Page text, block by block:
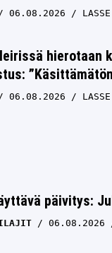
06.08.2026
hierotaan
06.08.2026
päivitys:
06.08.2026